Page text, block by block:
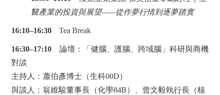
醫產業的投資與展望——從作夢行情到逐夢踏實
16:10–16:30 Tea Break
16:30–17:10 論壇：「健腦、護腦、跨域腦」科研與商機
對談
主持人：蕭伯彥博士（生科00D）
與談人：翁維駿董事長（化學84B）、曾文毅執行長（核